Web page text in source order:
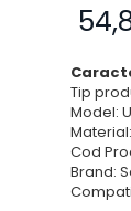
Tip
Model:
Cod
Brand: